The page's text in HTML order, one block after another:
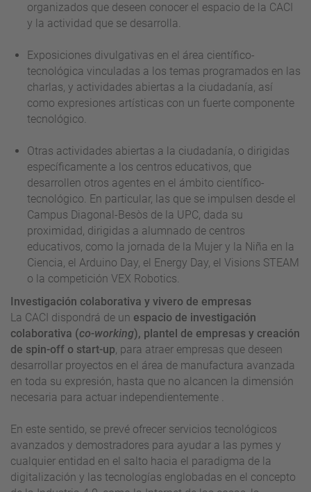
organizados que deseen conocer el espacio de la CACI
y la actividad que se desarrolla.
Exposiciones divulgativas en el área científico-
tecnológica vinculadas a los temas programados en las
charlas, y actividades abiertas a la ciudadanía, así
como expresiones artísticas con un fuerte componente
tecnológico.
Otras actividades abiertas a la ciudadanía, o dirigidas
específicamente a los centros educativos, que
desarrollen otros agentes en el ámbito científico-
tecnológico. En particular, las que se impulsen desde el
Campus Diagonal-Besòs de la UPC, dada su
proximidad, dirigidas a alumnado de centros
educativos, como la jornada de la Mujer y la Niña en la
Ciencia, el Arduino Day, el Energy Day, el Visions STEAM
o la competición VEX Robotics.
Investigación colaborativa y vivero de empresas
La CACI dispondrá de un espacio de investigación
colaborativa (co-working), plantel de empresas y creación
de spin-off o start-up, para atraer empresas que deseen
desarrollar proyectos en el área de manufactura avanzada
en toda su expresión, hasta que no alcancen la dimensión
necesaria para actuar independientemente .
En este sentido, se prevé ofrecer servicios tecnológicos
avanzados y demostradores para ayudar a las pymes y
cualquier entidad en el salto hacia el paradigma de la
digitalización y las tecnologías englobadas en el concepto